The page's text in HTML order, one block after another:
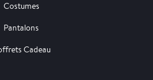
Costumes
Pantalons
Cadeau